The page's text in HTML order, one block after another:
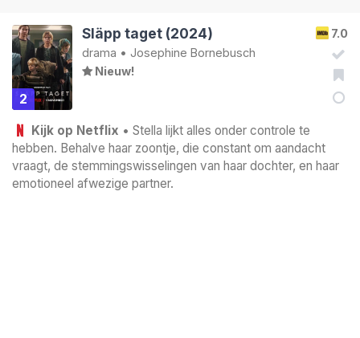
2
7.0
Släpp taget (2024)
drama • Josephine Bornebusch
Nieuw!
Kijk op Netflix • Stella lijkt alles onder controle te
hebben. Behalve haar zoontje, die constant om aandacht
vraagt, de stemmingswisselingen van haar dochter, en haar
emotioneel afwezige partner.